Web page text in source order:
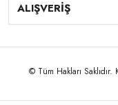
ALIŞVERİŞ
© Tüm Hakları